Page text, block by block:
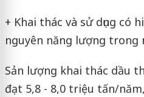
+ Khai thác và sử dụng có
nguyên năng lượng trong
Sản lượng khai thác dầu
đạt 5,8 - 8,0 triệu tấn/